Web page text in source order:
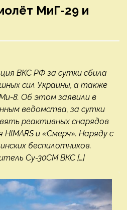
МиГ-29 и
ВКС РФ за сутки сбила
сил Украины, а также
8. Об этом заявили в
ведомства, за сутки
реактивных снарядов
и «Смерч». Наряду с
беспилотников.
Су-30СМ ВКС […]